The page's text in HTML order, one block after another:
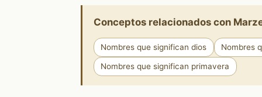
Conceptos relacionados con
Nombres que significan dios Nombres
Nombres que significan primavera